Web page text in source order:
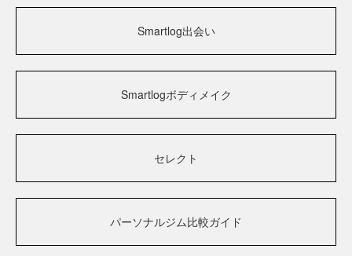
Smartlog出会い
Smartlogボディメイク
セレクト
パーソナルジム比較ガイド